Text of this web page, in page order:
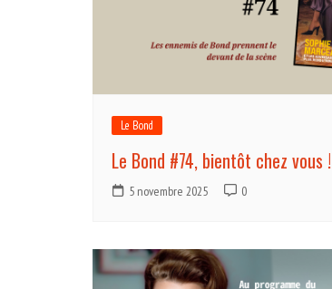
Le Bond
Le Bond #74, bientôt chez vous !
5 novembre 2025 0